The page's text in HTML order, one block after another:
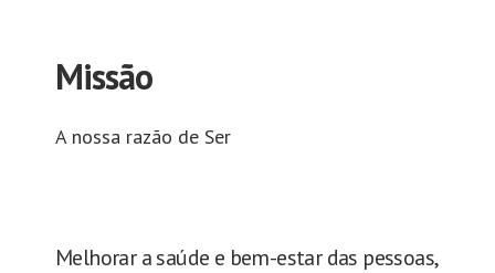
Missão
A nossa razão de Ser
Melhorar a saúde e bem-estar das pessoas,